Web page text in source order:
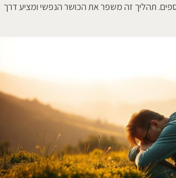
תהליך זה משפר את הכושר הנפשי ומציע דרך